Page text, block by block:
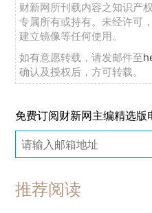
财新网所刊载内容之知识产
专属所有或持有。未经许可
建立镜像等任何使用。
如有意愿转载，请发邮件至
确认及授权后，方可转载。
免费订阅财新网主编精选版
推荐阅读